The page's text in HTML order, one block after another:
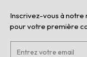
Inscrivez-vous à notre
pour votre première
E